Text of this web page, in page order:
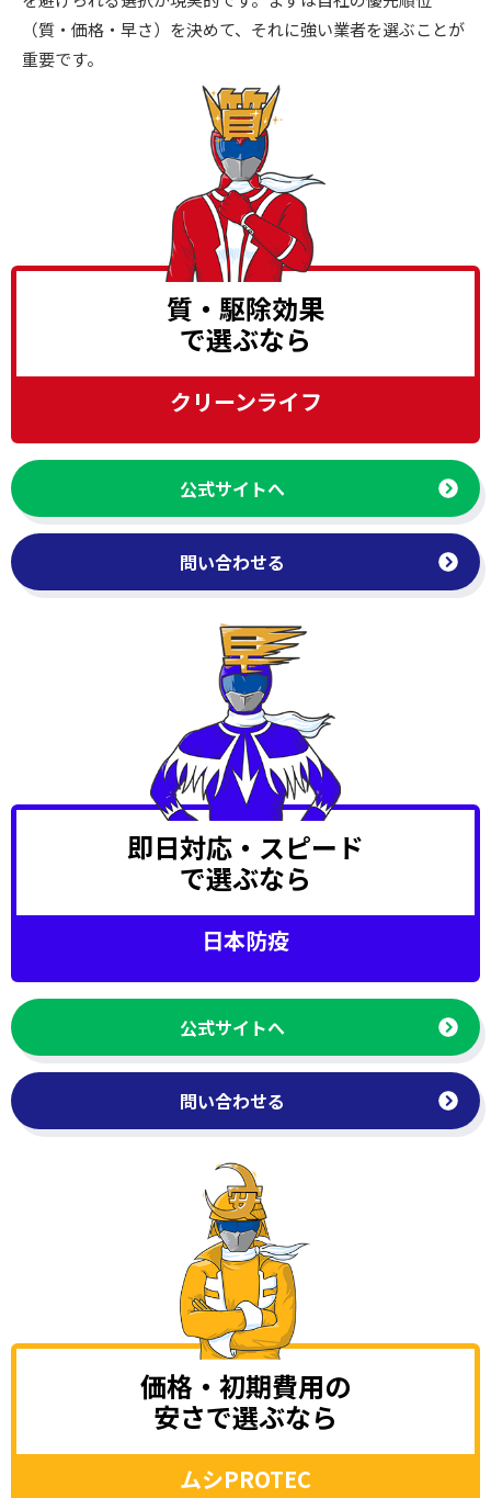
（質・価格・早さ）を決めて、それに強い業者を選ぶことが
重要です。
質・駆除効果
で選ぶなら
クリーンライフ
公式サイトへ
問い合わせる
即日対応・スピード
で選ぶなら
日本防疫
公式サイトへ
問い合わせる
価格・初期費用の
安さで選ぶなら
ムシPROTEC